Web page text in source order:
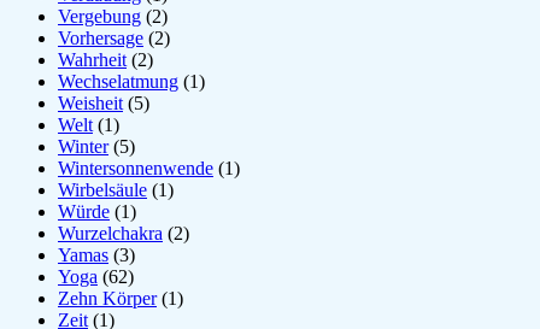
Vergebung (2)
Vorhersage (2)
Wahrheit (2)
Wechselatmung (1)
Weisheit (5)
Welt (1)
Winter(5)
Wintersonnenwende (1)
Wirbelsäule (1)
Würde (1)
Wurzelchakra (2)
Yamas (3)
Yoga (62)
Zehn Körper(1)
Zeit (1)